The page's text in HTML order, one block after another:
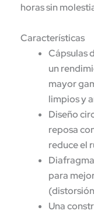
horas sin
Características
Cápsulas
un
mayor
limpios y
Diseño
reposa
reduce el
para
Una